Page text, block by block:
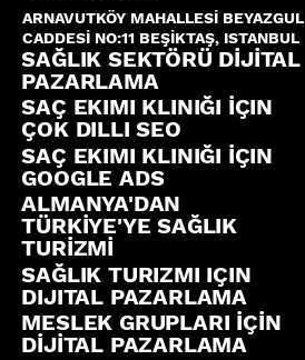
ARNAVUTKÖY MAHALLESİ BEYAZGUL
CADDESİ NO:11 BEŞİKTAŞ, ISTANBUL
SAĞLIK SEKTÖRÜ DİJİTAL
PAZARLAMA
SAÇ EKIMI KLINIĞI İÇIN
ÇOK DILLI SEO
SAÇ EKIMI KLINIĞI İÇIN
GOOGLE ADS
ALMANYA'DAN
TÜRKİYE'YE SAĞLIK
TURİZMİ
SAĞLIK TURIZMI IÇIN
DIJITAL PAZARLAMA
MESLEK GRUPLARI İÇİN
DİJİTAL PAZARLAMA